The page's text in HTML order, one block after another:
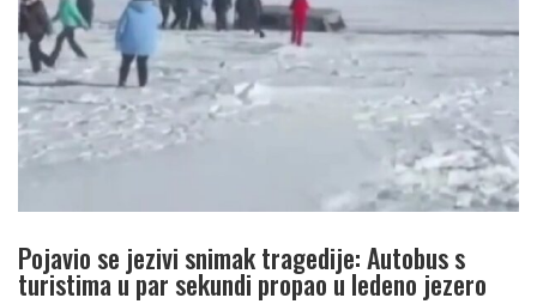
Pojavio se jezivi snimak tragedije: Autobus s
turistima u par sekundi propao u ledeno jezero